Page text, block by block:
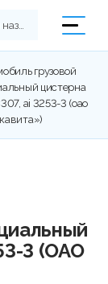
грузовой
цистерна
ai 3253-3 (оао
3 (ОАО